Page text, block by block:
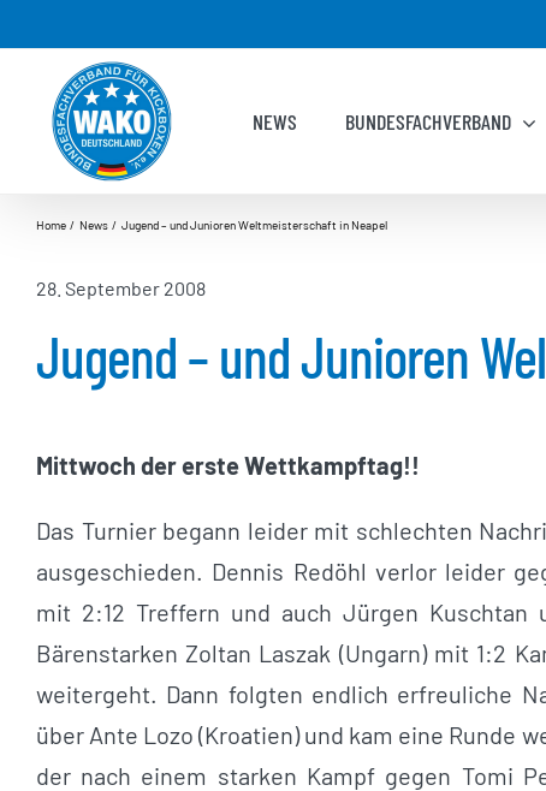
springen
NEWS BUNDESFACHVERBAND
Home News Jugend – und Junioren Weltmeisterschaft in Neapel
28. September 2008
Jugend – und Junioren
Mittwoch der erste Wettkampftag!!
Das Turnier begann leider mit schlechten
ausgeschieden. Dennis Redöhl verlor leider
mit 2:12 Treffern und auch Jürgen
Bärenstarken Zoltan Laszak (Ungarn) mit 1:2
weitergeht. Dann folgten endlich erfreuliche
über Ante Lozo (Kroatien) und kam eine Runde
der nach einem starken Kampf gegen Tomi